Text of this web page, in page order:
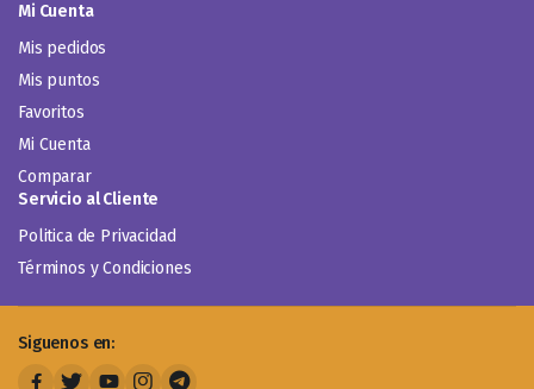
Mi Cuenta
Mis pedidos
Mis puntos
Favoritos
Mi Cuenta
Comparar
Servicio al Cliente
Politica de Privacidad
Términos y Condiciones
Siguenos en: